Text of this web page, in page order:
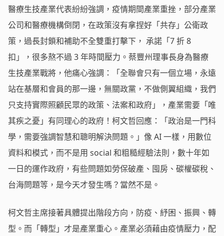
醫療生技產業代表紛紛強調，疫情期間產業重挫，部分產業
公司和醫療機構倒閉，在政策沒有拿捏好「共存」公衛政
策，過長封鎖和補助不全雙重打擊下， 承諾「7 折 8
扣」，很多熬不過 3 年時間壓力。蔡豐州理事長身為醫療
生技產業戰將，他痛心強調：「全聯會只有一個立場，永遠
站在基層和會員的那一邊，無關政黨，不做側翼組織，我們
只支持實際照顧民眾的政策、法案和政府」，產業需要「唯
其疾之憂」有同理心的政府！柯文哲回應：「政治是一門科
學，需要強調智慧和聰明解決問題。」像 AI 一樣，用數位
資料和模式，而不是用 social 和粗糙經驗法則，數十年如
一日的運作政府，有些問題如勞保破產、囤房、碳權碳稅、
台海問題等，是今天才發生嗎？當然不是。
柯文哲主席接著具體提出階段方向，防疫、紓困、振興、轉
型。而「轉型」才是產業重心。產業必須藉由疫情壓力，配